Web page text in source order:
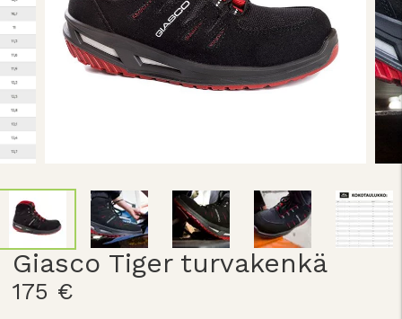
Giasco Tiger turvakenkä
175 €